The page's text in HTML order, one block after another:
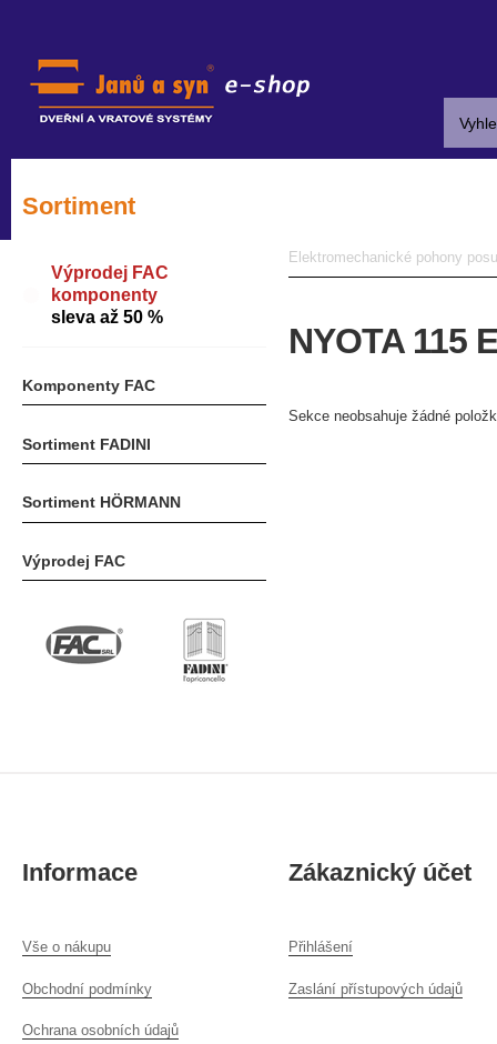
Sortiment
Výprodej FAC
komponenty
sleva až 50 %
Komponenty FAC
Sortiment FADINI
Sortiment HÖRMANN
Výprodej FAC
Elektromechanické pohony
NYOTA 115
Sekce neobsahuje žádné
Informace
Vše o nákupu
Obchodní podmínky
Ochrana osobních údajů
Zákaznický účet
Přihlášení
Zaslání přístupových údajů